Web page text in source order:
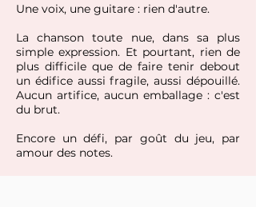
Une voix, une guitare : rien d'autre.
La chanson toute nue, dans sa plus
simple expression. Et pourtant, rien de
plus difficile que de faire tenir debout
un édifice aussi fragile, aussi dépouillé.
Aucun artifice, aucun emballage : c'est
du brut.
Encore un défi, par goût du jeu, par
amour des notes.